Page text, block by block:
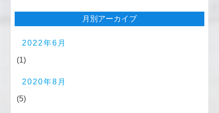
月別アーカイブ
2022年6月
(1)
2020年8月
(5)